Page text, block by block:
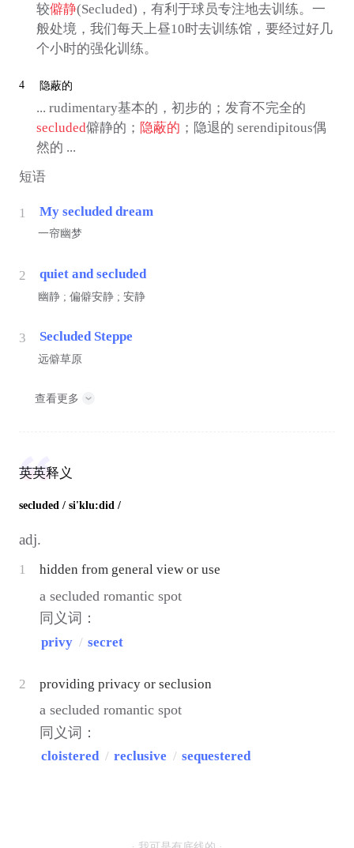
较僻静(Secluded)，有利于球员专注地去训练。一
般处境，我们每天上昼10时去训练馆，要经过好几
个小时的强化训练。
4 隐蔽的
... rudimentary基本的，初步的；发育不完全的
secluded僻静的； 隐蔽的 ；隐退的 serendipitous偶
然的 ...
短语
1 My secluded dream
一帘幽梦
2 quiet and secluded
幽静 ; 偏僻安静 ; 安静
3 Secluded Steppe
远僻草原
查看更多
英英释义
secluded / si'klu:did /
adj.
1 hidden from general view or use
a secluded romantic spot
同义词：
privy / secret
2 providing privacy or seclusion
a secluded romantic spot
同义词：
cloistered/ reclusive / sequestered